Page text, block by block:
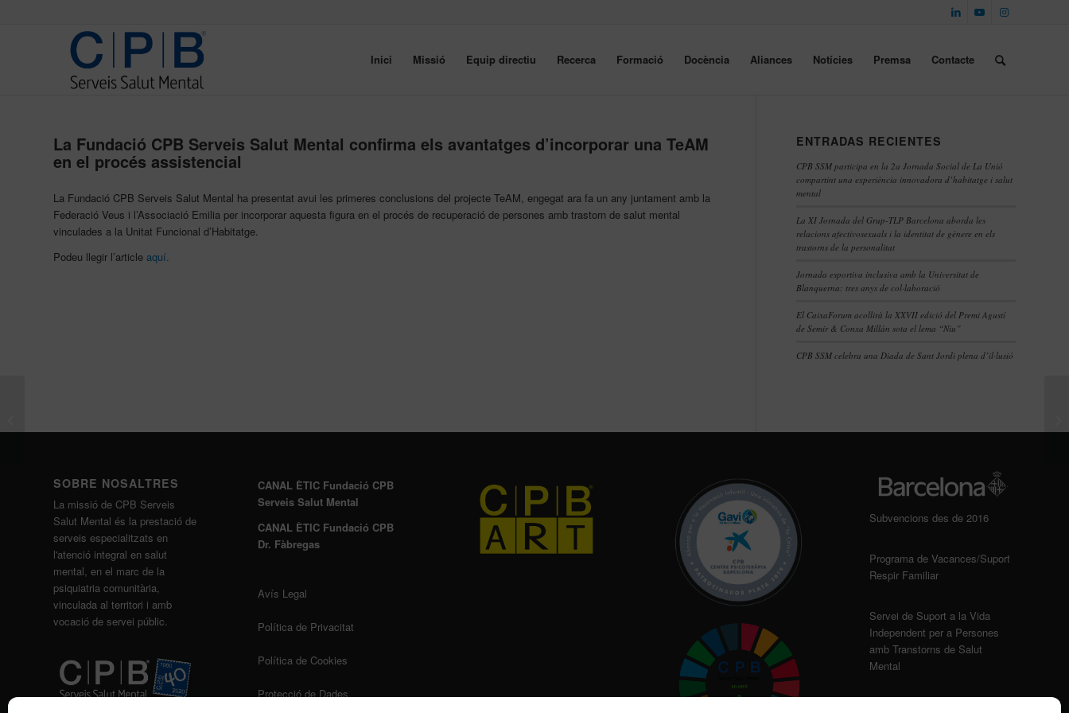
Inici Missió Equip directiu Recerca Formació Docència Aliances Notícies Premsa Contacte
La Fundació CPB Serveis Salut Mental confirma els avantatges d’incorporar una TeAM
en el procés assistencial
La Fundació CPB Serveis Salut Mental ha presentat avui les primeres conclusions del projecte TeAM, engegat ara fa un any juntament amb la
Federació Veus i l’Associació Emilia per incorporar aquesta figura en el procés de recuperació de persones amb trastorn de salut mental
vinculades a la Unitat Funcional d’Habitatge.
Podeu llegir l’article aquí.
ENTRADAS RECIENTES
CPB SSM participa en la 2a Jornada Social de La Unió
compartint una experiència innovadora d’habitatge i salut
mental
La XI Jornada del Grup-TLP Barcelona aborda les
relacions afectivosexuals i la identitat de gènere en els
trastorns de la personalitat
Jornada esportiva inclusiva amb la Universitat de
Blanquerna: tres anys de col·laboració
El CaixaForum acollirà la XXVII edició del Premi Agustí
de Semir & Conxa Millán sota el lema “Niu”
CPB SSM celebra una Diada de Sant Jordi plena d’il·lusió
SOBRE NOSALTRES
La missió de CPB Serveis
Salut Mental és la prestació de
serveis especialitzats en
l'atenció integral en salut
mental, en el marc de la
psiquiatria comunitària,
vinculada al territori i amb
vocació de servei públic.
CANAL ÈTIC Fundació CPB
Serveis Salut Mental
CANAL ÈTIC Fundació CPB
Dr. Fàbregas
Avís Legal
Política de Privacitat
Política de Cookies
Protecció de Dades
Subvencions des de 2016
Programa de Vacances/Suport
Respir Familiar
Servei de Suport a la Vida
Independent per a Persones
amb Transtorns de Salut
Mental
confirma els avantatges